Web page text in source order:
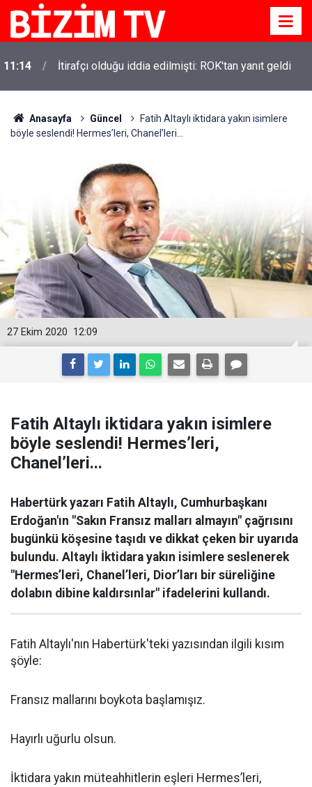
11:14 İtirafçı olduğu iddia edilmişti: ROK'tan yanıt geldi
Anasayfa Güncel
Fatih Altaylı iktidara yakın isimlere
böyle seslendi! Hermes’leri, Chanel’leri...
12:09
27 Ekim 2020
Fatih Altaylı iktidara yakın isimlere
böyle seslendi! Hermes’leri,
Chanel’leri...
Habertürk yazarı Fatih Altaylı, Cumhurbaşkanı
Erdoğan'ın "Sakın Fransız malları almayın" çağrısını
bugünkü köşesine taşıdı ve dikkat çeken bir uyarıda
bulundu. Altaylı İktidara yakın isimlere seslenerek
"Hermes’leri, Chanel’leri, Dior’ları bir süreliğine
dolabın dibine kaldırsınlar" ifadelerini kullandı.
Fatih Altaylı'nın Habertürk'teki yazısından ilgili kısım
şöyle:
Fransız mallarını boykota başlamışız.
Hayırlı uğurlu olsun.
İktidara yakın müteahhitlerin eşleri Hermes’leri,